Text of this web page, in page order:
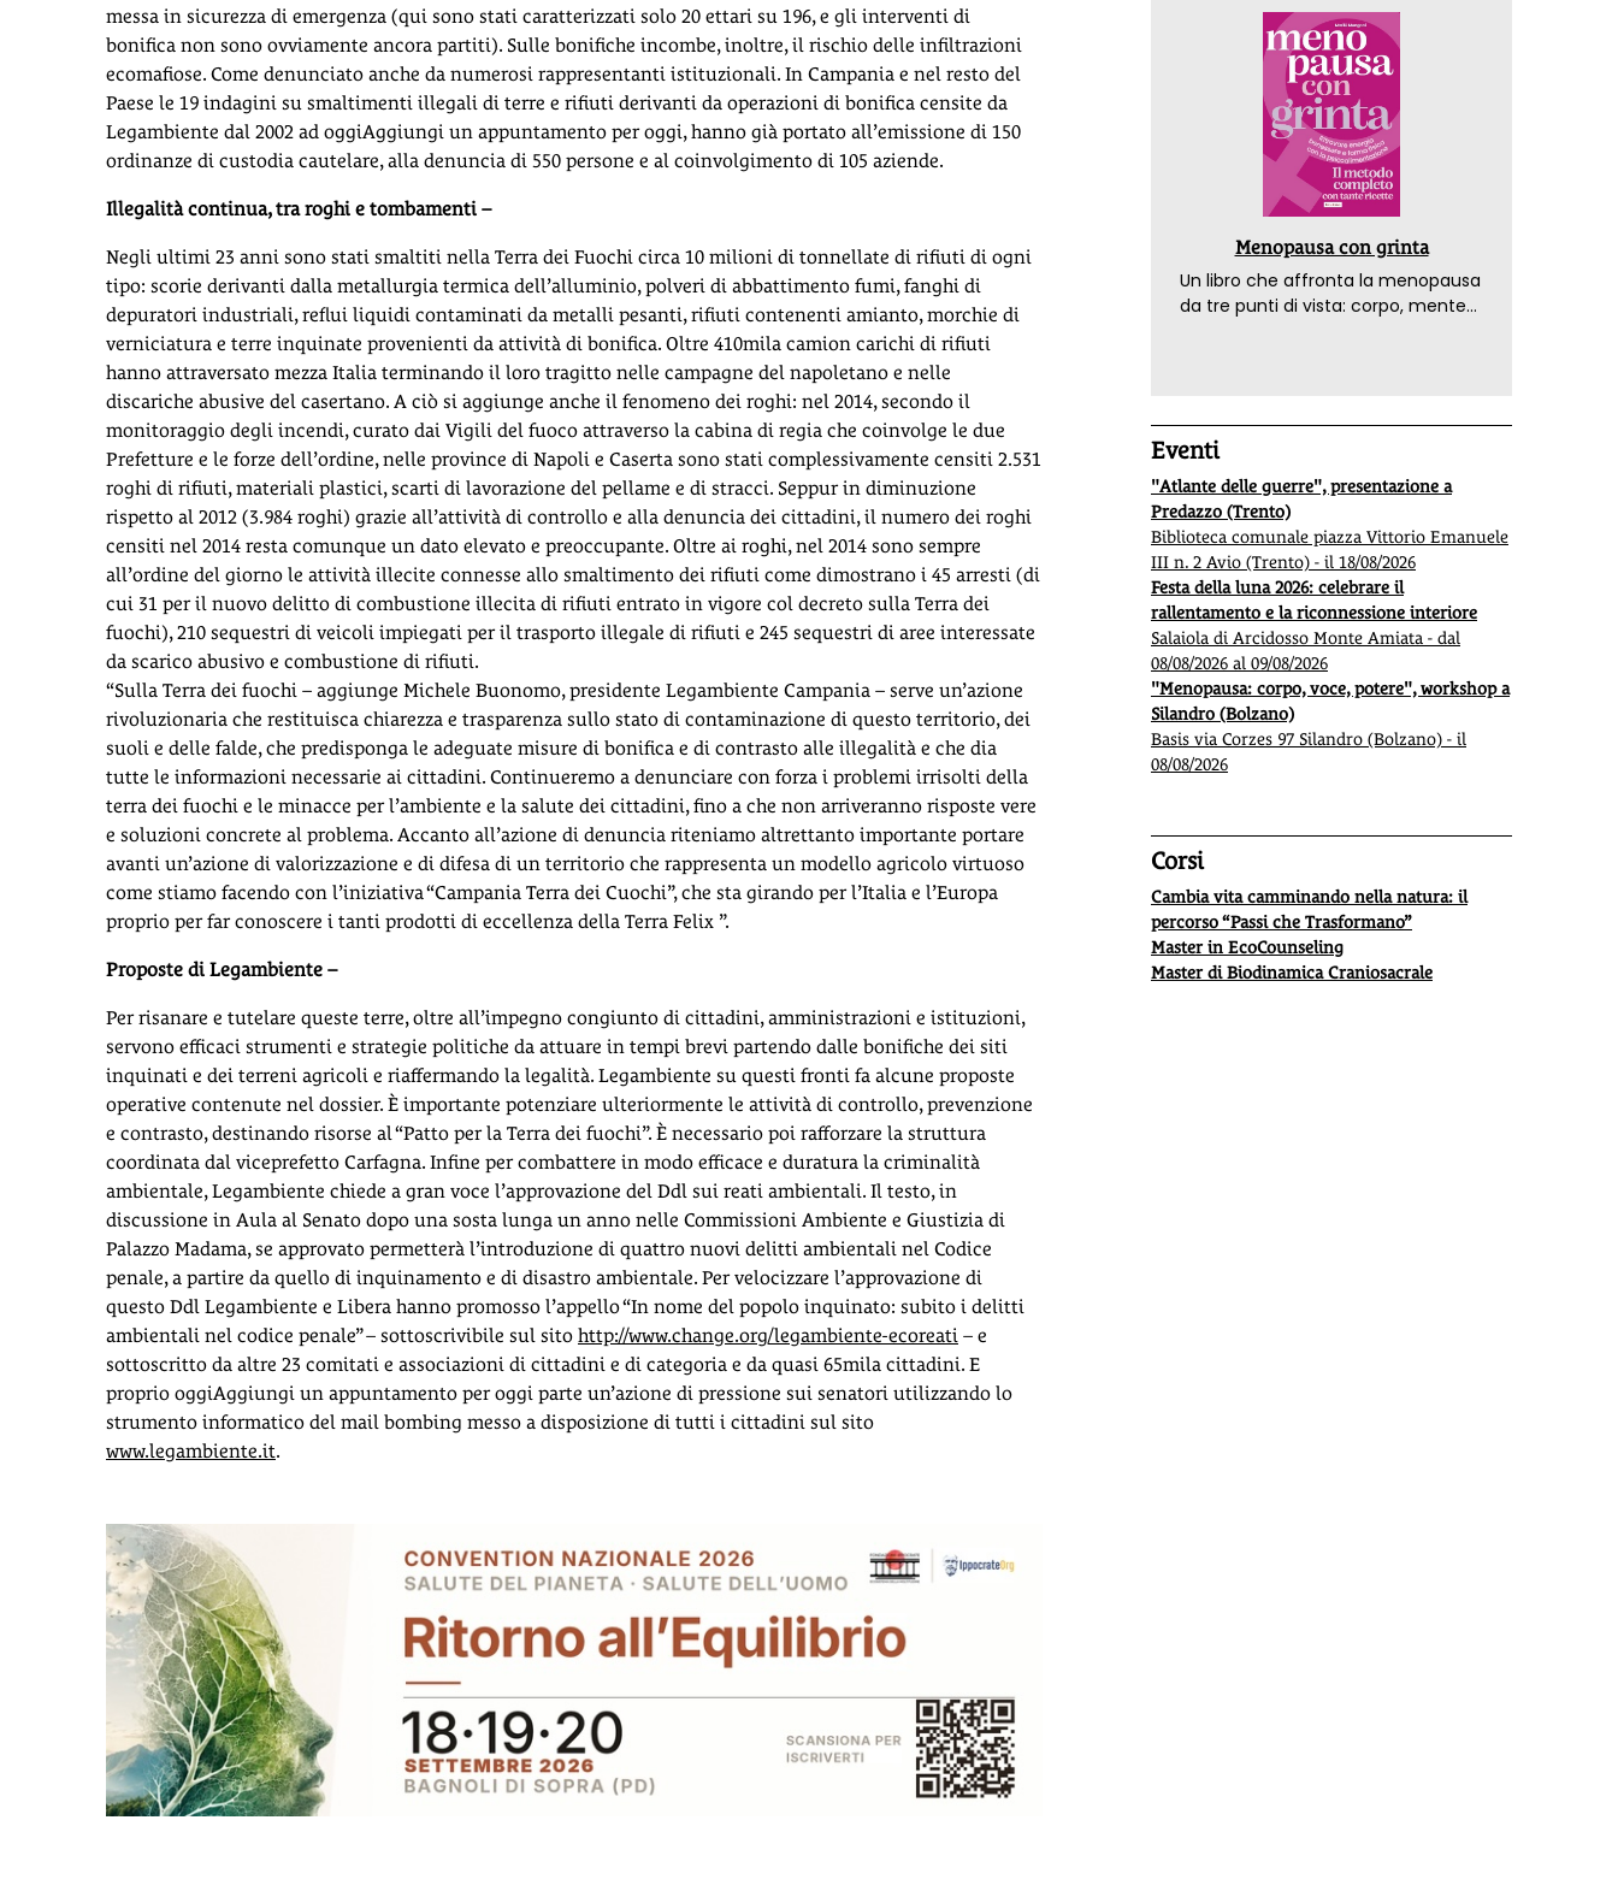
messa in sicurezza di emergenza (qui sono stati caratterizzati solo 20 ettari su 196, e gli interventi di
bonifica non sono ovviamente ancora partiti). Sulle bonifiche incombe, inoltre, il rischio delle infiltrazioni
ecomafiose. Come denunciato anche da numerosi rappresentanti istituzionali. In Campania e nel resto del
Paese le 19 indagini su smaltimenti illegali di terre e rifiuti derivanti da operazioni di bonifica censite da
Legambiente dal 2002 ad oggiAggiungi un appuntamento per oggi, hanno già portato all’emissione di 150
ordinanze di custodia cautelare, alla denuncia di 550 persone e al coinvolgimento di 105 aziende.
Illegalità continua, tra roghi e tombamenti –
Negli ultimi 23 anni sono stati smaltiti nella Terra dei Fuochi circa 10 milioni di tonnellate di rifiuti di ogni
tipo: scorie derivanti dalla metallurgia termica dell’alluminio, polveri di abbattimento fumi, fanghi di
depuratori industriali, reflui liquidi contaminati da metalli pesanti, rifiuti contenenti amianto, morchie di
verniciatura e terre inquinate provenienti da attività di bonifica. Oltre 410mila camion carichi di rifiuti
hanno attraversato mezza Italia terminando il loro tragitto nelle campagne del napoletano e nelle
discariche abusive del casertano. A ciò si aggiunge anche il fenomeno dei roghi: nel 2014, secondo il
monitoraggio degli incendi, curato dai Vigili del fuoco attraverso la cabina di regia che coinvolge le due
Prefetture e le forze dell’ordine, nelle province di Napoli e Caserta sono stati complessivamente censiti 2.531
roghi di rifiuti, materiali plastici, scarti di lavorazione del pellame e di stracci. Seppur in diminuzione
rispetto al 2012 (3.984 roghi) grazie all’attività di controllo e alla denuncia dei cittadini, il numero dei roghi
censiti nel 2014 resta comunque un dato elevato e preoccupante. Oltre ai roghi, nel 2014 sono sempre
all’ordine del giorno le attività illecite connesse allo smaltimento dei rifiuti come dimostrano i 45 arresti (di
cui 31 per il nuovo delitto di combustione illecita di rifiuti entrato in vigore col decreto sulla Terra dei
fuochi), 210 sequestri di veicoli impiegati per il trasporto illegale di rifiuti e 245 sequestri di aree interessate
da scarico abusivo e combustione di rifiuti.
“Sulla Terra dei fuochi – aggiunge Michele Buonomo, presidente Legambiente Campania – serve un’azione
rivoluzionaria che restituisca chiarezza e trasparenza sullo stato di contaminazione di questo territorio, dei
suoli e delle falde, che predisponga le adeguate misure di bonifica e di contrasto alle illegalità e che dia
tutte le informazioni necessarie ai cittadini. Continueremo a denunciare con forza i problemi irrisolti della
terra dei fuochi e le minacce per l’ambiente e la salute dei cittadini, fino a che non arriveranno risposte vere
e soluzioni concrete al problema. Accanto all’azione di denuncia riteniamo altrettanto importante portare
avanti un’azione di valorizzazione e di difesa di un territorio che rappresenta un modello agricolo virtuoso
come stiamo facendo con l’iniziativa “Campania Terra dei Cuochi”, che sta girando per l’Italia e l’Europa
proprio per far conoscere i tanti prodotti di eccellenza della Terra Felix ”.
Proposte di Legambiente –
Per risanare e tutelare queste terre, oltre all’impegno congiunto di cittadini, amministrazioni e istituzioni,
servono efficaci strumenti e strategie politiche da attuare in tempi brevi partendo dalle bonifiche dei siti
inquinati e dei terreni agricoli e riaffermando la legalità. Legambiente su questi fronti fa alcune proposte
operative contenute nel dossier. È importante potenziare ulteriormente le attività di controllo, prevenzione
e contrasto, destinando risorse al “Patto per la Terra dei fuochi”. È necessario poi rafforzare la struttura
coordinata dal viceprefetto Carfagna. Infine per combattere in modo efficace e duratura la criminalità
ambientale, Legambiente chiede a gran voce l’approvazione del Ddl sui reati ambientali. Il testo, in
discussione in Aula al Senato dopo una sosta lunga un anno nelle Commissioni Ambiente e Giustizia di
Palazzo Madama, se approvato permetterà l’introduzione di quattro nuovi delitti ambientali nel Codice
penale, a partire da quello di inquinamento e di disastro ambientale. Per velocizzare l’approvazione di
questo Ddl Legambiente e Libera hanno promosso l’appello “In nome del popolo inquinato: subito i delitti
ambientali nel codice penale” – sottoscrivibile sul sito http://www.change.org/legambiente-ecoreati – e
sottoscritto da altre 23 comitati e associazioni di cittadini e di categoria e da quasi 65mila cittadini. E
proprio oggiAggiungi un appuntamento per oggi parte un’azione di pressione sui senatori utilizzando lo
strumento informatico del mail bombing messo a disposizione di tutti i cittadini sul sito
www.legambiente.it.
Menopausa con grinta
Un libro che affronta la menopausa
da tre punti di vista: corpo, mente
Eventi
"Atlante delle guerre", presentazione a
Predazzo (Trento)
Biblioteca comunale piazza Vittorio Emanuele
III n. 2 Avio (Trento) - il 18/08/2026
Festa della luna 2026: celebrare il
rallentamento e la riconnessione interiore
Salaiola di Arcidosso Monte Amiata - dal
08/08/2026 al 09/08/2026
"Menopausa: corpo, voce, potere", workshop a
Silandro (Bolzano)
Basis via Corzes 97 Silandro (Bolzano) - il
08/08/2026
Corsi
Cambia vita camminando nella natura: il
percorso “Passi che Trasformano”
Master in EcoCounseling
Master di Biodinamica Craniosacrale